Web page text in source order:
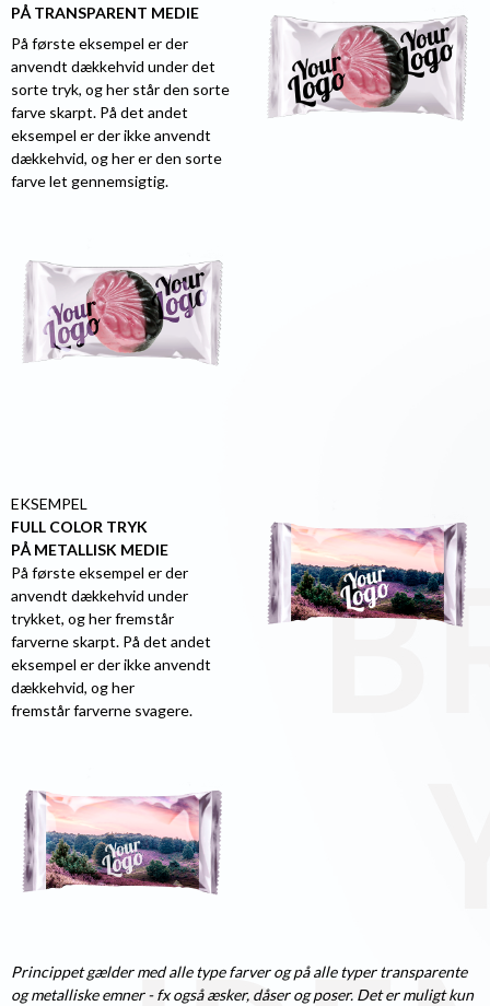
PÅ TRANSPARENT MEDIE
På første eksempel er der
anvendt dækkehvid under det
sorte tryk, og her står den sorte
farve skarpt. På det andet
eksempel er der ikke anvendt
dækkehvid, og her er den sorte
farve let gennemsigtig.
EKSEMPEL
FULL COLOR TRYK
PÅ METALLISK MEDIE
På første eksempel er der
anvendt dækkehvid under
trykket, og her fremstår
farverne skarpt. På det andet
eksempel er der ikke anvendt
dækkehvid, og her
fremstår farverne svagere.
Princippet gælder med alle type farver og på alle typer transparente
og metalliske emner - fx også æsker, dåser og poser. Det er muligt kun